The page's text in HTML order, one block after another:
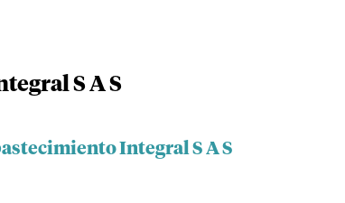
S A S
Integral S A S